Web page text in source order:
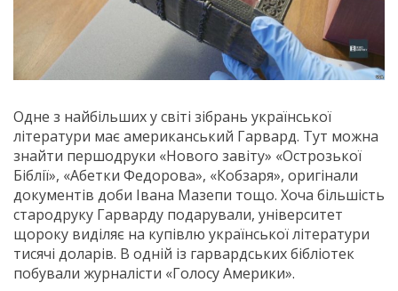
Одне з найбільших у світі зібрань української
літератури має американський Гарвард. Тут можна
знайти першодруки «Нового завіту» «Острозької
Біблії», «Абетки Федорова», «Кобзаря», оригінали
документів доби Івана Мазепи тощо. Хоча більшість
стародруку Гарварду подарували, університет
щороку виділяє на купівлю української літератури
тисячі доларів. В одній із гарвардських бібліотек
побували журналісти «Голосу Америки».